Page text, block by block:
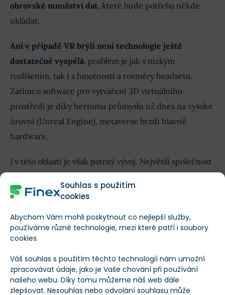
Souhlas s použitím
cookies
Abychom Vám mohli poskytnout co nejlepší služby,
používáme různé technologie, mezi které patří i soubory
cookies.
Váš souhlas s použitím těchto technologií nám umožní
zpracovávat údaje, jako je Vaše chování při používání
našeho webu. Díky tomu můžeme náš web dále
zlepšovat. Nesouhlas nebo odvolání souhlasu může
obrovské množství dat, které bude potřeba někde
ukládat.
Ani v případě VR brýlí není technologie ještě
dostatečně vyspělá, problém je jak s nízkým
rozlišením, tak i s hmotností a rozměry headsetu.
Zatímco software pro vytváření 3D virtuálního
prostředí je díky hernímu průmyslu už dnes na vysoké
úrovni (Unreal Engine), metaverse brzdí hlavně
hardware.
I v této oblasti je však patrný vývoj. Největší společnost
představila svoji
první generaci headsetu Vision Pro
nemusí v rukou držet žádné ovladače. Překážkou je
však jeho cena – v Česku se prodává